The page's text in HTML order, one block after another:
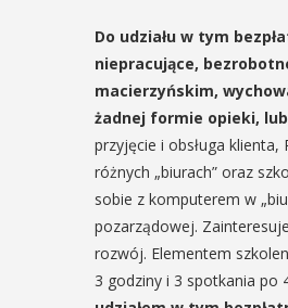
Do udziału w tym
niepracujące,
macierzyńskim,
żadnej formie opieki,
przyjęcie i obsługa
różnych „biurach” oraz
sobie z komputerem w
pozarządowej.
rozwój. Elementem
3 godziny i 3 spotkania po